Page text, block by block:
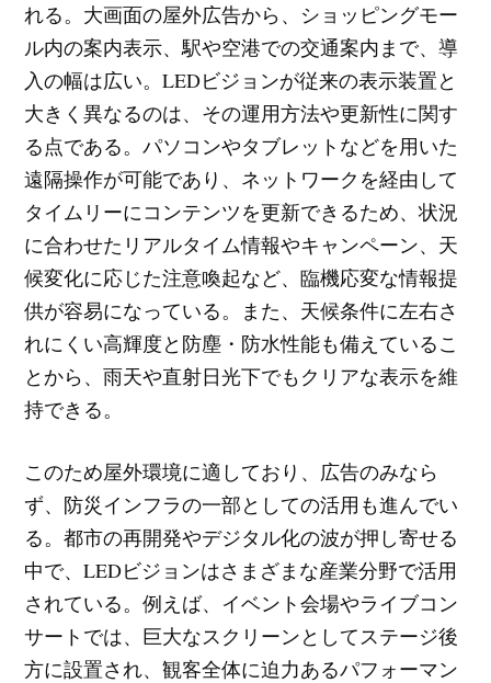
れる。大画面の屋外広告から、ショッピングモー
ル内の案内表示、駅や空港での交通案内まで、導
入の幅は広い。LEDビジョンが従来の表示装置と
大きく異なるのは、その運用方法や更新性に関す
る点である。パソコンやタブレットなどを用いた
遠隔操作が可能であり、ネットワークを経由して
タイムリーにコンテンツを更新できるため、状況
に合わせたリアルタイム情報やキャンペーン、天
候変化に応じた注意喚起など、臨機応変な情報提
供が容易になっている。また、天候条件に左右さ
れにくい高輝度と防塵・防水性能も備えているこ
とから、雨天や直射日光下でもクリアな表示を維
持できる。
このため屋外環境に適しており、広告のみなら
ず、防災インフラの一部としての活用も進んでい
る。都市の再開発やデジタル化の波が押し寄せる
中で、LEDビジョンはさまざまな産業分野で活用
されている。例えば、イベント会場やライブコン
サートでは、巨大なスクリーンとしてステージ後
方に設置され、観客全体に迫力あるパフォーマン